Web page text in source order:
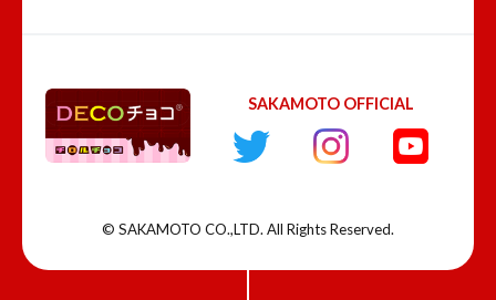
SAKAMOTO OFFICIAL
© SAKAMOTO CO.,LTD. All Rights Reserved.